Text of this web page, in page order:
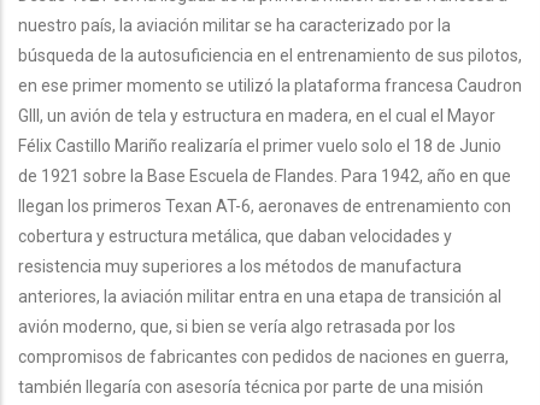
nuestro país, la aviación militar se ha caracterizado por la
búsqueda de la autosuficiencia en el entrenamiento de sus pilotos,
en ese primer momento se utilizó la plataforma francesa Caudron
GIII, un avión de tela y estructura en madera, en el cual el Mayor
Félix Castillo Mariño realizaría el primer vuelo solo el 18 de Junio
de 1921 sobre la Base Escuela de Flandes. Para 1942, año en que
llegan los primeros Texan AT-6, aeronaves de entrenamiento con
cobertura y estructura metálica, que daban velocidades y
resistencia muy superiores a los métodos de manufactura
anteriores, la aviación militar entra en una etapa de transición al
avión moderno, que, si bien se vería algo retrasada por los
compromisos de fabricantes con pedidos de naciones en guerra,
también llegaría con asesoría técnica por parte de una misión